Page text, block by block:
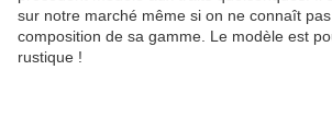
sur notre marché même si on ne connaît
composition de sa gamme. Le modèle est
rustique !